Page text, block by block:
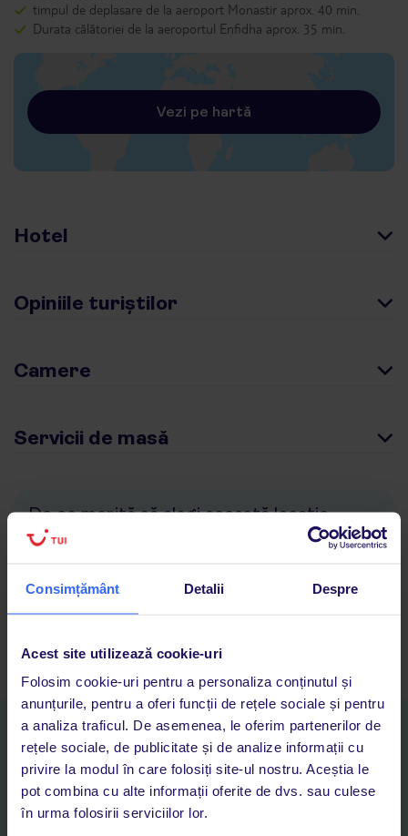
Consimțământ Detalii Despre
Acest site utilizează cookie-uri
Folosim cookie-uri pentru a personaliza conținutul și
anunțurile, pentru a oferi funcții de rețele sociale și pentru
a analiza traficul. De asemenea, le oferim partenerilor de
rețele sociale, de publicitate și de analize informații cu
privire la modul în care folosiți site-ul nostru. Aceștia le
pot combina cu alte informații oferite de dvs. sau culese
în urma folosirii serviciilor lor.
timpul de deplasare de la aeroport Monastir aprox. 40 min.
Durata călătoriei de la aeroportul Enfidha aprox. 35 min.
Vezi pe hartă
Hotel
Opiniile turiștilor
Camere
Servicii de masă
De ce merită să alegi această locație
Concorde Green Park Palace
locație liniștită
Descarcă acum aplicația TUI
Cauți rapid vacanțe și hoteluri din toată lumea
Adaugi la favorite vacanțele care îți plac și revii oricând la ele
Acces la rezervările curente pentru vacanțe și hoteluri, într-o
singură aplicație